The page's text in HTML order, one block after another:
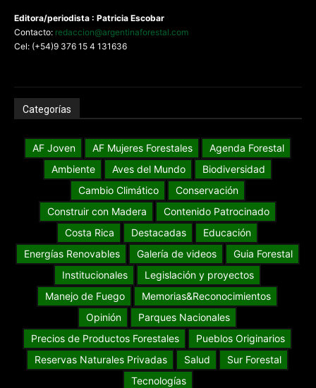
Editora/periodista : Patricia Escobar
Contacto: redaccion@argentinaforestal.com
Cel: (+54)9 376 15 4 131636
Categorías
AF Joven AF Mujeres Forestales
Agenda Forestal
Ambiente
Aves del Mundo
Biodiversidad
Cambio Climático
Conservación
Construir con Madera
Contenido Patrocinado
Costa Rica
Destacadas
Educación
Energías Renovables
Galería de videos
Guia Forestal
Institucionales
Legislación y proyectos
Manejo de Fuego
Memorias&Reconocimientos
Opinión
Parques Nacionales
Precios de Productos Forestales
Pueblos Originarios
Reservas Naturales Privadas
Salud
Sur Forestal
Tecnologías